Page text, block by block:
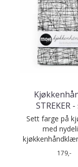
STREKER
Sett farge på
med
179,-